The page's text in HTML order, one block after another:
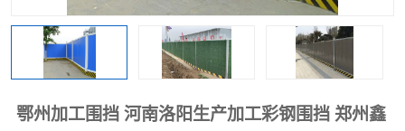
鄂州加工围挡 河南洛阳生产加工彩钢围挡 郑州鑫